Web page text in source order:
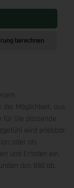
berechnen
Möglichkeit, aus
für Sie passende
wird erlebbar.
oder als
und Erholen ein.
das Bild ab.